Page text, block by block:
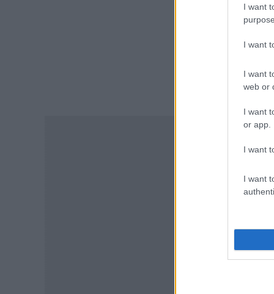
I want
I want
I want
web or
I want
or app.
I want
I want